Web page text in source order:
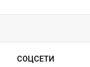
СОЦСЕТИ